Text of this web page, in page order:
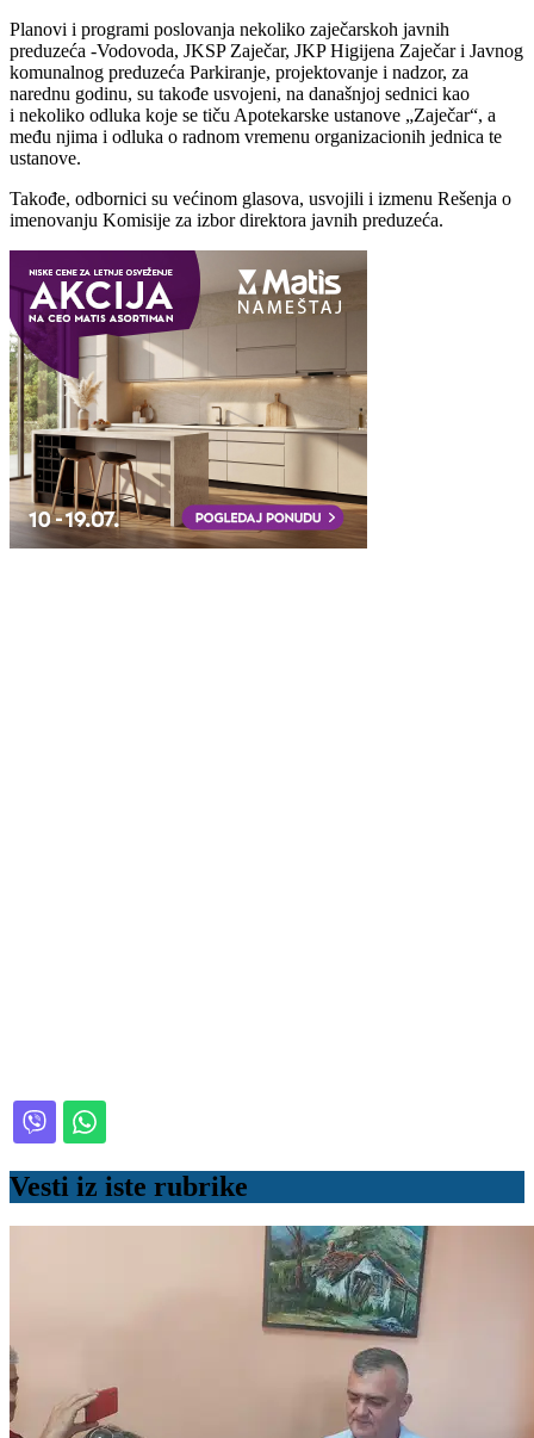
Planovi i programi poslovanja nekoliko zaječarskoh javnih
preduzeća -Vodovoda, JKSP Zaječar, JKP Higijena Zaječar i Javnog
komunalnog preduzeća Parkiranje, projektovanje i nadzor, za
narednu godinu, su takođe usvojeni, na današnjoj sednici kao
i nekoliko odluka koje se tiču Apotekarske ustanove „Zaječar“, a
među njima i odluka o radnom vremenu organizacionih jednica te
ustanove.
Takođe, odbornici su većinom glasova, usvojili i izmеnu Rеšеnja o
imеnovanju Komisijе za izbor dirеktora javnih prеduzеća.
Vesti iz iste rubrike